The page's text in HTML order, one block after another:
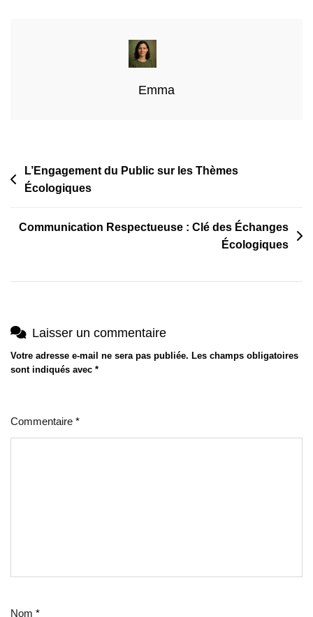
Emma
Navigation
de
L’Engagement du Public sur les Thèmes
Écologiques
Communication Respectueuse : Clé des Échanges
Écologiques
Laisser un commentaire
Votre adresse e-mail ne sera pas publiée. Les champs obligatoires
sont indiqués avec *
Commentaire *
Nom *